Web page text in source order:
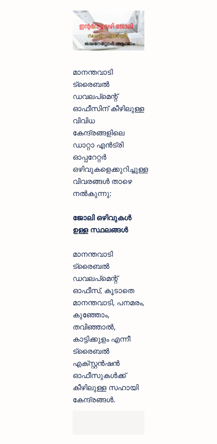
മാനന്തവാടി
ട്രൈബൽ
ഡവലപ്‌മെന്റ്
ഓഫീസിന് കീഴിലുള്ള
വിവിധ
കേന്ദ്രങ്ങളിലെ
ഡാറ്റാ എൻട്രി
ഓപ്പറേറ്റർ
ഒഴിവുകളെക്കുറിച്ചുള്ള
വിവരങ്ങൾ താഴെ
നൽകുന്നു:
ജോലി ഒഴിവുകൾ
ഉള്ള സ്ഥലങ്ങൾ
മാനന്തവാടി
ട്രൈബൽ
ഡവലപ്‌മെന്റ്
ഓഫീസ്, കൂടാതെ
മാനന്തവാടി, പനമരം,
കുഞ്ഞോം,
തവിഞ്ഞാൽ,
കാട്ടിക്കുളം എന്നീ
ട്രൈബൽ
എക്സ്റ്റൻഷൻ
ഓഫീസുകൾക്ക്
കീഴിലുള്ള സഹായി
കേന്ദ്രങ്ങൾ.